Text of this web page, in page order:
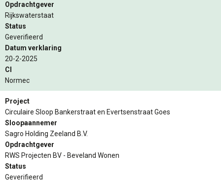
Opdrachtgever
Rijkswaterstaat
Status
Geverifieerd
Datum verklaring
20-2-2025
CI
Normec
Project
Circulaire Sloop Bankerstraat en Evertsenstraat Goes
Sloopaannemer
Sagro Holding Zeeland B.V.
Opdrachtgever
RWS Projecten BV - Beveland Wonen
Status
Geverifieerd